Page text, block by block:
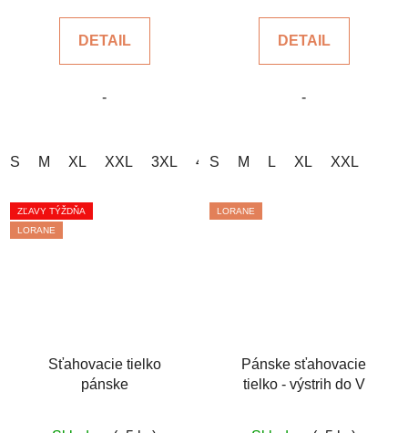
z
hviezdičiek.
DETAIL
-
S M XL XXL 3XL 4XL
z
hviezdičiek.
DETAIL
-
S M L XL XXL
ZĽAVY TÝŽDŇA
LORANE
Sťahovacie tielko
pánske
LORANE
Pánske sťahovacie
tielko - výstrih do V